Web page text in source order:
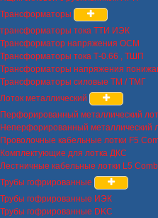
Трансформаторы
трансформаторы тока ТТИ ИЭК
Трансформатор напряжения ОСМ
Трансформаторы тока Т-0.66 , ТШП
Трансформаторы напряжения
Трансформаторы силовые ТМ / ТМГ
Лоток металлический
Перфорированный металлический
Неперфорированный металлический
Проволочные кабельные лотки F5
Комплектующие для лотка ДКС
Лестничные кабельные лотки L5
Трубы гофрированные
Трубы гофрированные ИЭК
Трубы гофрированные DKC